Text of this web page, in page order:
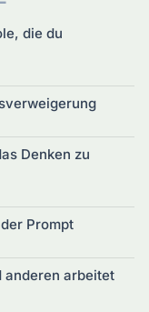
die du
Denken zu
Prompt
anderen arbeitet